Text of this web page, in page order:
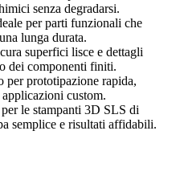
senza degradarsi.
per parti funzionali che
lunga durata.
superfici lisce e dettagli
dei componenti finiti.
per prototipazione rapida,
custom.
le stampanti 3D SLS di
semplice e risultati affidabili.